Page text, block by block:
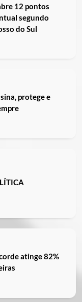
12 pontos
segundo
do Sul
protege e
atinge 82%